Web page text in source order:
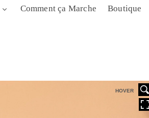
Comment ça Marche Boutique
HOVER